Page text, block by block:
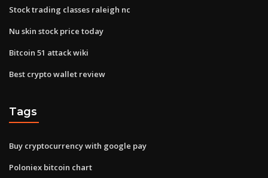
Stock trading classes raleigh nc
Nu skin stock price today
Bitcoin 51 attack wiki
Best crypto wallet review
Tags
Buy cryptocurrency with google pay
Poloniex bitcoin chart